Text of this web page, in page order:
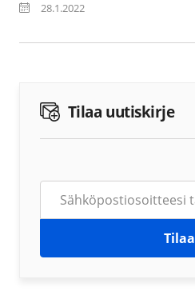
28.1.2022
Tilaa uutiskirje
Tilaa